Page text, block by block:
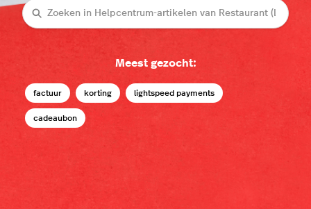
Zoeken
Meest gezocht:
factuur korting lightspeed payments
cadeaubon